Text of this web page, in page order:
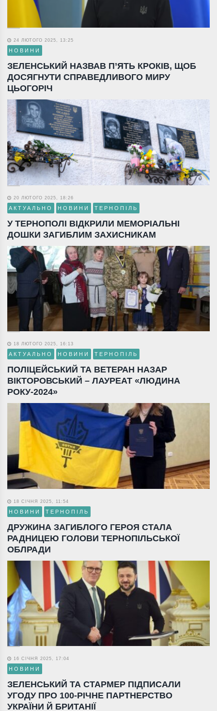
24 ЛЮТОГО 2025, 13:25
НОВИНИ
ЗЕЛЕНСЬКИЙ НАЗВАВ П’ЯТЬ КРОКІВ, ЩОБ
ДОСЯГНУТИ СПРАВЕДЛИВОГО МИРУ
ЦЬОГОРІЧ
20 ЛЮТОГО 2025, 18:26
АКТУАЛЬНО НОВИНИ ТЕРНОПІЛЬ
У ТЕРНОПОЛІ ВІДКРИЛИ МЕМОРІАЛЬНІ
ДОШКИ ЗАГИБЛИМ ЗАХИСНИКАМ
18 ЛЮТОГО 2025, 16:13
АКТУАЛЬНО НОВИНИ ТЕРНОПІЛЬ
ПОЛІЦЕЙСЬКИЙ ТА ВЕТЕРАН НАЗАР
ВІКТОРОВСЬКИЙ – ЛАУРЕАТ «ЛЮДИНА
РОКУ-2024»
18 СІЧНЯ 2025, 11:54
НОВИНИ ТЕРНОПІЛЬ
ДРУЖИНА ЗАГИБЛОГО ГЕРОЯ СТАЛА
РАДНИЦЕЮ ГОЛОВИ ТЕРНОПІЛЬСЬКОЇ
ОБЛРАДИ
16 СІЧНЯ 2025, 17:04
НОВИНИ
ЗЕЛЕНСЬКИЙ ТА СТАРМЕР ПІДПИСАЛИ
УГОДУ ПРО 100-РІЧНЕ ПАРТНЕРСТВО
УКРАЇНИ Й БРИТАНІЇ